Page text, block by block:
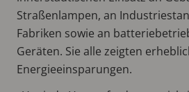
Straßenlampen, an
Fabriken sowie an
Geräten. Sie alle zeigten
Energieeinsparungen.